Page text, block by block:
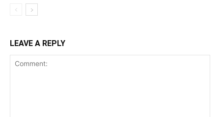
LEAVE A REPLY